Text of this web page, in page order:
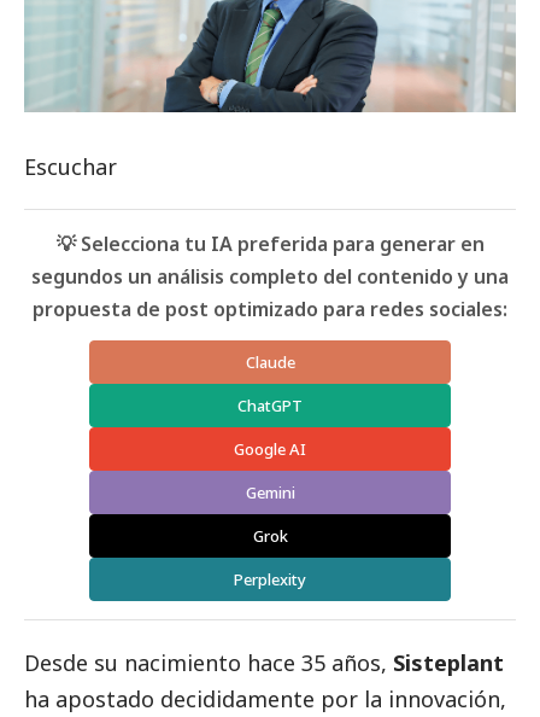
Escuchar
💡 Selecciona tu IA preferida para generar en
segundos un análisis completo del contenido y una
propuesta de post optimizado para redes sociales:
Claude
ChatGPT
Google AI
Gemini
Grok
Perplexity
Desde su nacimiento hace 35 años, Sisteplant
ha apostado decididamente por la innovación,